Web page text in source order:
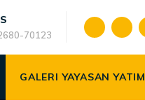
70123
GALERI YAYASAN YATIM